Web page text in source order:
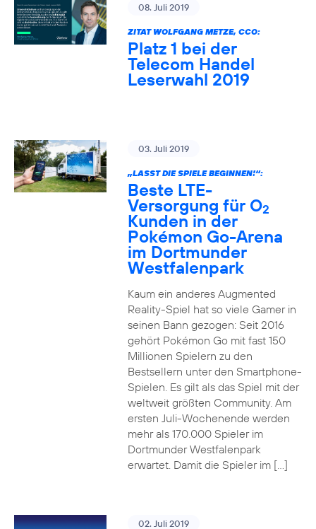
08. Juli 2019
ZITAT WOLFGANG METZE, CCO:
Platz 1 bei der
Telecom Handel
Leserwahl 2019
03. Juli 2019
„LASST DIE SPIELE BEGINNEN!“:
Beste LTE-
Versorgung für O2
Kunden in der
Pokémon Go-Arena
im Dortmunder
Westfalenpark
Kaum ein anderes Augmented
Reality-Spiel hat so viele Gamer in
seinen Bann gezogen: Seit 2016
gehört Pokémon Go mit fast 150
Millionen Spielern zu den
Bestsellern unter den Smartphone-
Spielen. Es gilt als das Spiel mit der
weltweit größten Community. Am
ersten Juli-Wochenende werden
mehr als 170.000 Spieler im
Dortmunder Westfalenpark
erwartet. Damit die Spieler im […]
02. Juli 2019